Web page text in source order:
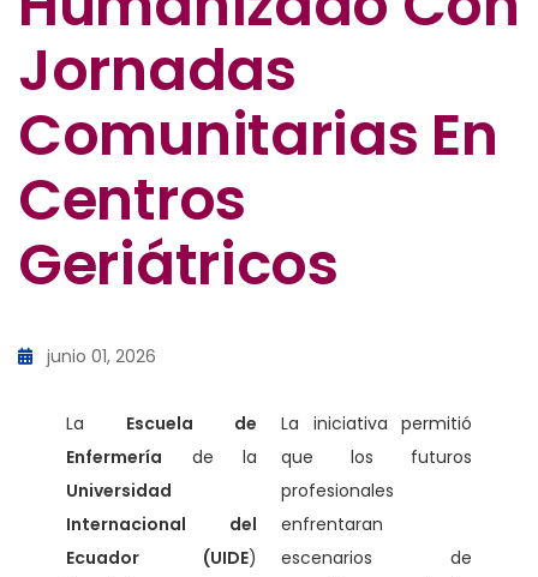
Jornadas
Comunitarias En
Centros
Geriátricos
junio 01, 2026
La Escuela de
Enfermería de la
Universidad
Internacional del
Ecuador (UIDE)
La iniciativa permitió
que los futuros
profesionales
enfrentaran
escenarios de